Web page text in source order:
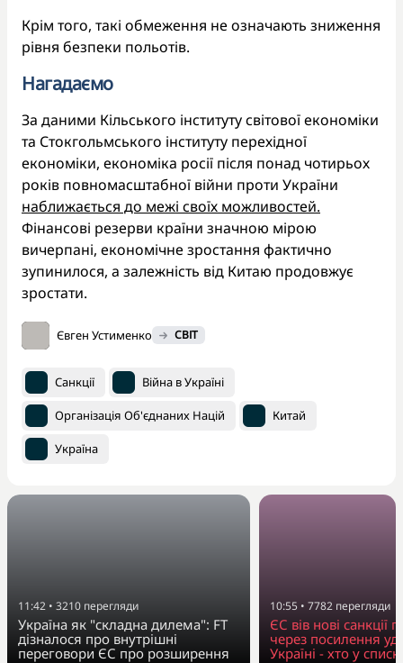
Крім того, такі обмеження не означають зниження
рівня безпеки польотів.
Нагадаємо
За даними Кільського інституту світової економіки
та Стокгольмського інституту перехідної
економіки, економіка росії після понад чотирьох
років повномасштабної війни проти України
наближається до межі своїх можливостей.
Фінансові резерви країни значною мірою
вичерпані, економічне зростання фактично
зупинилося, а залежність від Китаю продовжує
зростати.
Євген Устименко СВІТ
Санкції Війна в Україні
Організація Об'єднаних Націй Китай
Україна
11:42 • 3210 перегляди
Україна як "складна дилема": FT
дізналося про внутрішні
переговори ЄС про розширення
10:55 • 7782 перегляди
ЄС вів нові санкції
через посилення
Україні - хто у